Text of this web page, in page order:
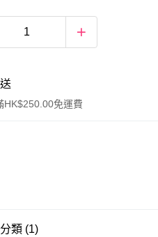
HK$250.00免運費
類 (1)